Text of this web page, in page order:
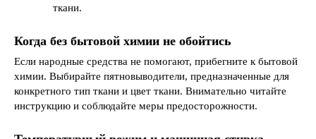
ткани.
Когда без бытовой химии не обойтись
Если народные средства не помогают, прибегните к бытовой
химии. Выбирайте пятновыводители, предназначенные для
конкретного тип ткани и цвет ткани. Внимательно читайте
инструкцию и соблюдайте меры предосторожности.